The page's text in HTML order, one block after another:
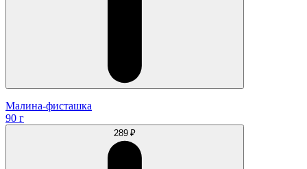
Малина-фисташка
90 г
289 ₽